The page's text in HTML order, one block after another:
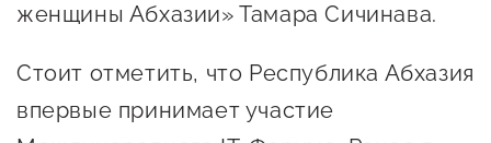
Центр информационно-
сопровождения
О центре
Центр образовательных
женщины Абхазии» Тамара Сичинава.
Стоит отметить, что Республика Абхазия
впервые принимает участие